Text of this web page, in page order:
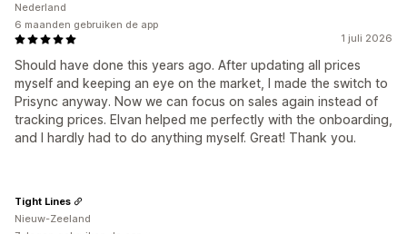
1 juli 2026
Should have done this years ago. After updating all prices
myself and keeping an eye on the market, I made the switch to
Prisync anyway. Now we can focus on sales again instead of
tracking prices. Elvan helped me perfectly with the onboarding,
and I hardly had to do anything myself. Great! Thank you.
Nederland
6 maanden gebruiken de app
Tight Lines
Nieuw-Zeeland